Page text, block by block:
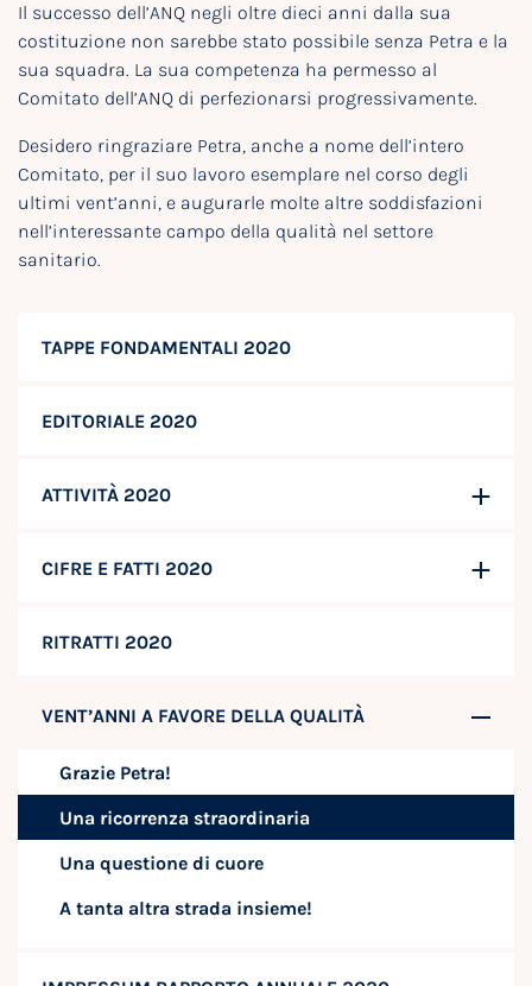
TAPPE FONDAMENTALI 2020
EDITORIALE 2020
ATTIVITÀ 2020
CIFRE E FATTI 2020
RITRATTI 2020
VENT’ANNI A FAVORE DELLA QUALITÀ
Grazie Petra!
Una ricorrenza straordinaria
Una questione di cuore
A tanta altra strada insieme!
Il successo dell’ANQ negli oltre dieci anni dalla sua
costituzione non sarebbe stato possibile senza Petra e la
sua squadra. La sua competenza ha permesso al
Comitato dell’ANQ di perfezionarsi progressivamente.
Desidero ringraziare Petra, anche a nome dell’intero
Comitato, per il suo lavoro esemplare nel corso degli
ultimi vent’anni, e augurarle molte altre soddisfazioni
nell’interessante campo della qualità nel settore
sanitario.